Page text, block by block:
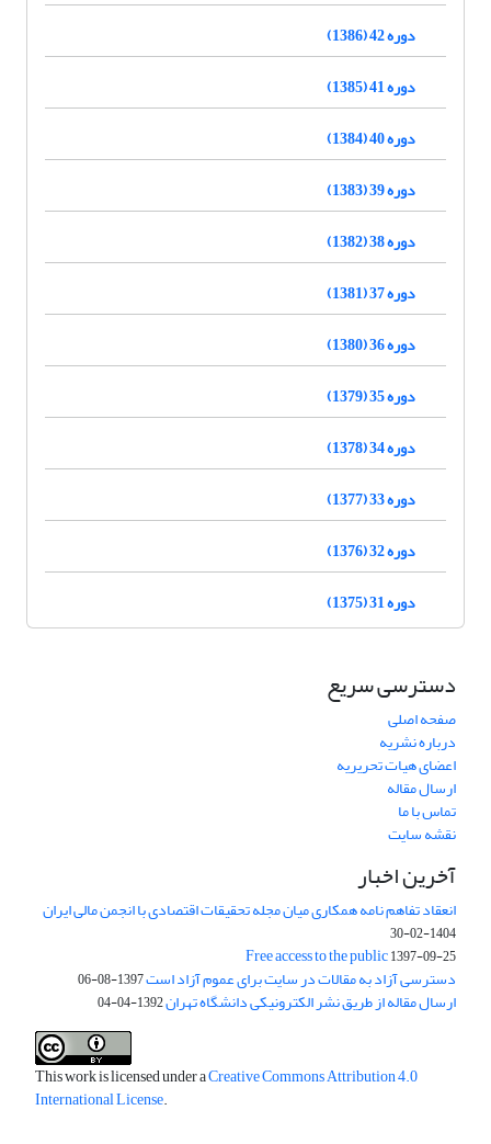
دوره 42 (1386)
دوره 41 (1385)
دوره 40 (1384)
دوره 39 (1383)
دوره 38 (1382)
دوره 37 (1381)
دوره 36 (1380)
دوره 35 (1379)
دوره 34 (1378)
دوره 33 (1377)
دوره 32 (1376)
دوره 31 (1375)
دسترسی سریع
صفحه اصلی
درباره نشریه
اعضای هیات تحریریه
ارسال مقاله
تماس با ما
نقشه سایت
آخرین اخبار
انعقاد تفاهم نامه همکاری میان مجله تحقیقات اقتصادی با انجمن مالی ایران
1404-02-30
Free access to the public1397-09-25
دسترسی آزاد به مقالات در سایت برای عموم آزاد است1397-08-06
ارسال مقاله از طریق نشر الکترونیکی دانشگاه تهران1392-04-04
This work is licensed under aCreative Commons Attribution 4.0
International License.